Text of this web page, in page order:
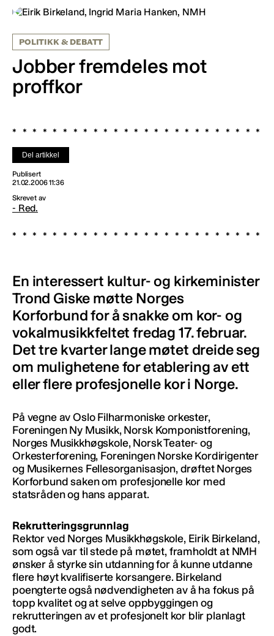
POLITIKK & DEBATT
Jobber fremdeles mot
proffkor
Del artikkel
Publisert
21.02.2006 11:36
Skrevet av
- Red.
En interessert kultur- og kirkeminister
Trond Giske møtte Norges
Korforbund for å snakke om kor- og
vokalmusikkfeltet fredag 17. februar.
Det tre kvarter lange møtet dreide seg
om mulighetene for etablering av ett
eller flere profesjonelle kor i Norge.
På vegne av Oslo Filharmoniske orkester,
Foreningen Ny Musikk, Norsk Komponistforening,
Norges Musikkhøgskole, Norsk Teater- og
Orkesterforening, Foreningen Norske Kordirigenter
og Musikernes Fellesorganisasjon, drøftet Norges
Korforbund saken om profesjonelle kor med
statsråden og hans apparat.
Rekrutteringsgrunnlag
Rektor ved Norges Musikkhøgskole, Eirik Birkeland,
som også var til stede på møtet, framholdt at NMH
ønsker å styrke sin utdanning for å kunne utdanne
flere høyt kvalifiserte korsangere. Birkeland
poengterte også nødvendigheten av å ha fokus på
topp kvalitet og at selve oppbyggingen og
rekrutteringen av et profesjonelt kor blir planlagt
godt.